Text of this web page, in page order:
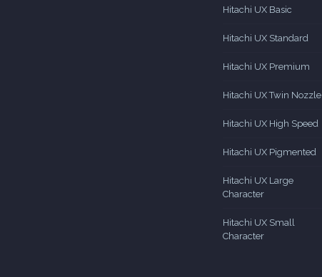
Hitachi UX Basic
Hitachi UX Standard
Hitachi UX Premium
Hitachi UX Twin Nozzle
Hitachi UX High Speed
Hitachi UX Pigmented
Hitachi UX Large
Character
Hitachi UX Small
Character